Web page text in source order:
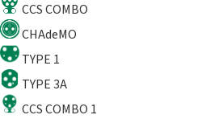
CCS COMBO
CHAdeMO
TYPE 1
TYPE 3A
CCS COMBO 1